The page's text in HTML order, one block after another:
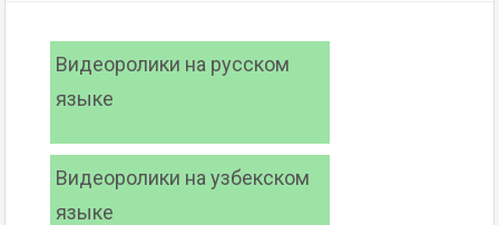
Видеоролики на русском
языке
Видеоролики на узбекском
языке